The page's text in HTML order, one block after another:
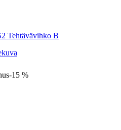
Tehtävävihko B
-15 %